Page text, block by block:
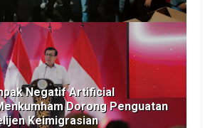
Negatif Artificial
Dorong Penguatan
Keimigrasian